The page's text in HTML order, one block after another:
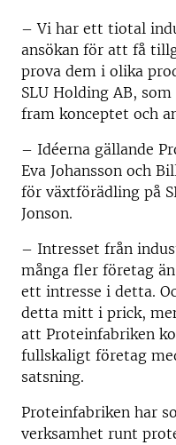
– Vi har ett tiotal
ansökan för att få
prova dem i olika
SLU Holding AB,
fram konceptet och
– Idéerna gällande
Eva Johansson och
för växtförädling på
Jonson.
– Intresset från
många fler företag
ett intresse i detta.
detta mitt i prick,
att Proteinfabriken
fullskaligt företag
satsning.
Proteinfabriken har
verksamhet runt